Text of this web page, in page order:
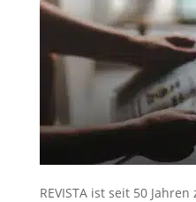
REVISTA ist seit 50